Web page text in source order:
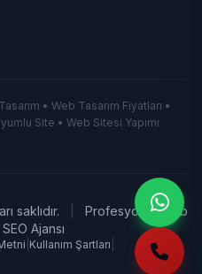
• Web Tasarım Fiyatları •
Site • Web Sitesi Yapımı
saklıdır.
Profesyonel Web
Ajansı
Kullanım Şartları